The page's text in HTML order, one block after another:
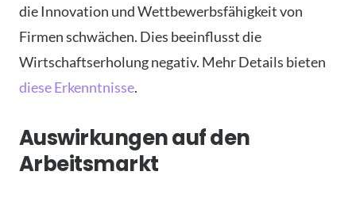
die Innovation und Wettbewerbsfähigkeit von
Firmen schwächen. Dies beeinflusst die
Wirtschaftserholung negativ. Mehr Details bieten
diese Erkenntnisse.
Auswirkungen auf den
Arbeitsmarkt